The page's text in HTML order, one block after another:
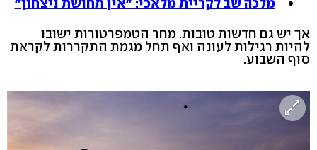
אך יש גם חדשות טובות. מחר הטמפרטורות ישובו
להיות רגילות לעונה ואף תחל מגמת התקררות לקראת
סוף השבוע.